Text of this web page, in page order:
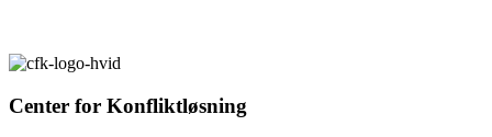
Center for Konfliktløsning